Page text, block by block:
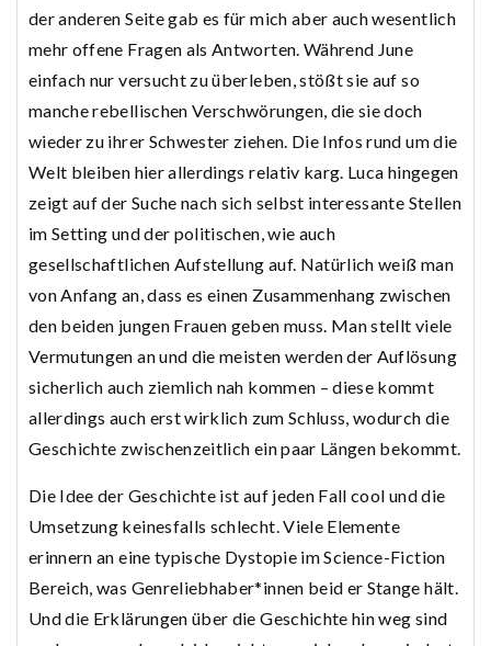
der anderen Seite gab es für mich aber auch wesentlich
mehr offene Fragen als Antworten. Während June
einfach nur versucht zu überleben, stößt sie auf so
manche rebellischen Verschwörungen, die sie doch
wieder zu ihrer Schwester ziehen. Die Infos rund um die
Welt bleiben hier allerdings relativ karg. Luca hingegen
zeigt auf der Suche nach sich selbst interessante Stellen
im Setting und der politischen, wie auch
gesellschaftlichen Aufstellung auf. Natürlich weiß man
von Anfang an, dass es einen Zusammenhang zwischen
den beiden jungen Frauen geben muss. Man stellt viele
Vermutungen an und die meisten werden der Auflösung
sicherlich auch ziemlich nah kommen – diese kommt
allerdings auch erst wirklich zum Schluss, wodurch die
Geschichte zwischenzeitlich ein paar Längen bekommt.
Die Idee der Geschichte ist auf jeden Fall cool und die
Umsetzung keinesfalls schlecht. Viele Elemente
erinnern an eine typische Dystopie im Science-Fiction
Bereich, was Genreliebhaber*innen beid er Stange hält.
Und die Erklärungen über die Geschichte hin weg sind